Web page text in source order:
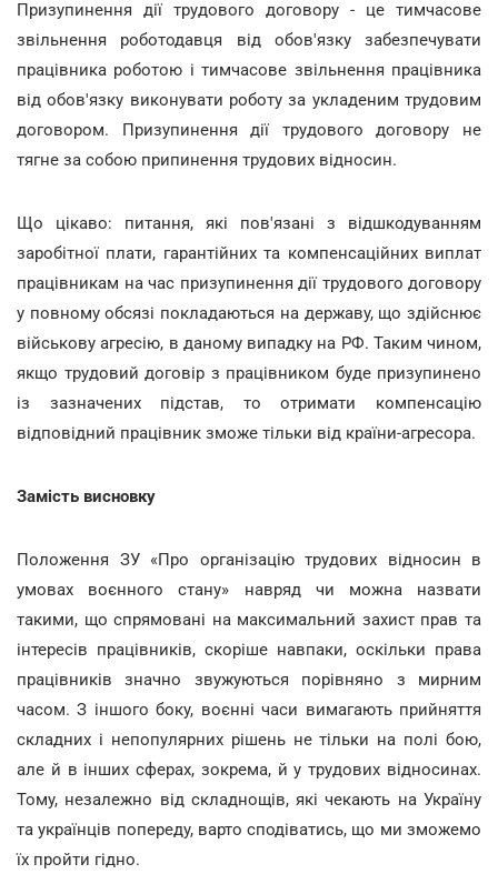
Призупинення дії трудового договору - це тимчасове
звільнення роботодавця від обов'язку забезпечувати
працівника роботою і тимчасове звільнення працівника
від обов'язку виконувати роботу за укладеним трудовим
договором. Призупинення дії трудового договору не
тягне за собою припинення трудових відносин.
Що цікаво: питання, які пов'язані з відшкодуванням
заробітної плати, гарантійних та компенсаційних виплат
працівникам на час призупинення дії трудового договору
у повному обсязі покладаються на державу, що здійснює
військову агресію, в даному випадку на РФ. Таким чином,
якщо трудовий договір з працівником буде призупинено
із зазначених підстав, то отримати компенсацію
відповідний працівник зможе тільки від країни-агресора.
Замість висновку
Положення ЗУ «Про організацію трудових відносин в
умовах воєнного стану» навряд чи можна назвати
такими, що спрямовані на максимальний захист прав та
інтересів працівників, скоріше навпаки, оскільки права
працівників значно звужуються порівняно з мирним
часом. З іншого боку, воєнні часи вимагають прийняття
складних і непопулярних рішень не тільки на полі бою,
але й в інших сферах, зокрема, й у трудових відносинах.
Тому, незалежно від складнощів, які чекають на Україну
та українців попереду, варто сподіватись, що ми зможемо
їх пройти гідно.